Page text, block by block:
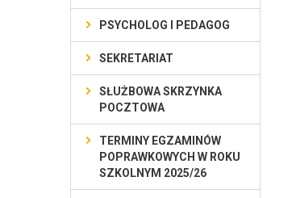
PSYCHOLOG I PEDAGOG
SEKRETARIAT
SŁUŻBOWA SKRZYNKA
POCZTOWA
TERMINY EGZAMINÓW
POPRAWKOWYCH W ROKU
SZKOLNYM 2025/26